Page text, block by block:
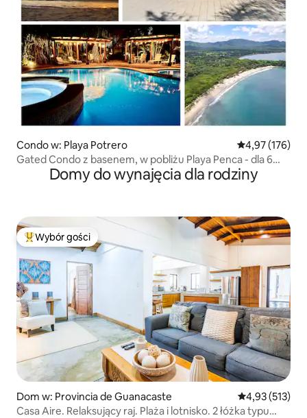
Condo w: Playa Potrero Średnia
4,97 (176)
Gated Condo z basenem, w pobliżu Playa Penca - dla 6
Domy do wynajęcia dla rodziny
Najpopularniejsze z kategorii Wybór gości
Wybór gości
Dom w: Provincia de Guanacaste Średnia
4,93 (513)
Casa Aire. Relaksujący raj. Plaża i lotnisko. 2 łóżka typu